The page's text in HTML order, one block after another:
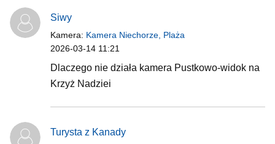
Siwy
Kamera: Kamera Niechorze, Plaża
2026-03-14 11:21
Dlaczego nie działa kamera Pustkowo-widok na
Krzyż Nadziei
Turysta z Kanady